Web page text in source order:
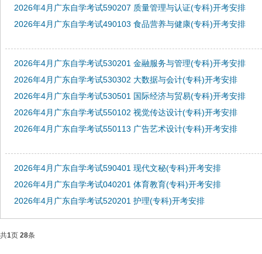
2026年4月广东自学考试590207 质量管理与认证(专科)开考安排
2026年4月广东自学考试490103 食品营养与健康(专科)开考安排
2026年4月广东自学考试530201 金融服务与管理(专科)开考安排
2026年4月广东自学考试530302 大数据与会计(专科)开考安排
2026年4月广东自学考试530501 国际经济与贸易(专科)开考安排
2026年4月广东自学考试550102 视觉传达设计(专科)开考安排
2026年4月广东自学考试550113 广告艺术设计(专科)开考安排
2026年4月广东自学考试590401 现代文秘(专科)开考安排
2026年4月广东自学考试040201 体育教育(专科)开考安排
2026年4月广东自学考试520201 护理(专科)开考安排
共1页 28条